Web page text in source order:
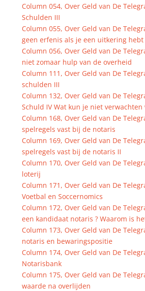
Column 054, Over Geld van De
Schulden III
Column 055, Over Geld van De
geen erfenis als je een uitkering hebt
Column 056, Over Geld van De
niet zomaar hulp van de overheid
Column 111, Over Geld van De
schulden III
Column 132, Over Geld van De
Schuld IV Wat kun je niet
Column 168, Over Geld van De
spelregels vast bij de notaris
Column 169, Over Geld van De
spelregels vast bij de notaris II
Column 170, Over Geld van De
loterij
Column 171, Over Geld van De
Voetbal en Soccernomics
Column 172, Over Geld van De
een kandidaat notaris ? Waarom is
Column 173, Over Geld van De
notaris en bewaringspositie
Column 174, Over Geld van De
Notarisbank
Column 175, Over Geld van De
waarde na overlijden